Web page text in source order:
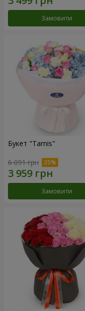
Замовити
Букет "Tarnis"
6 091 грн
Замовити